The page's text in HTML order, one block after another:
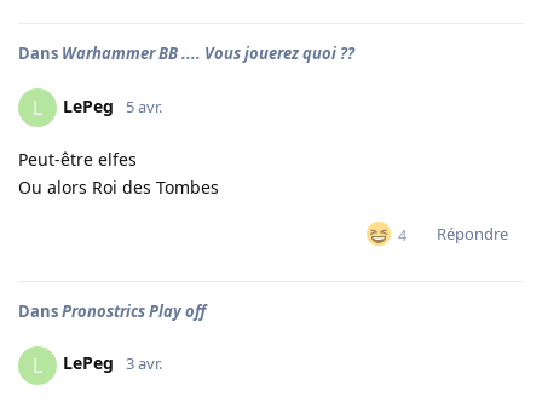
Dans Warhammer BB .... Vous jouerez quoi ??
L LePeg 5 avr.
Peut-être elfes
Ou alors Roi des Tombes
4 Répondre
DansPronostrics Play off
L LePeg 3 avr.